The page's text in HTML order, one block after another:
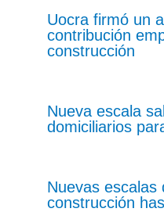
Uocra firmó un
contribución
construcción
Nueva escala
domiciliarios
Nuevas escalas
construcción